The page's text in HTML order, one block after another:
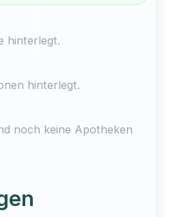
hinterlegt.
hinterlegt.
noch keine Apotheken